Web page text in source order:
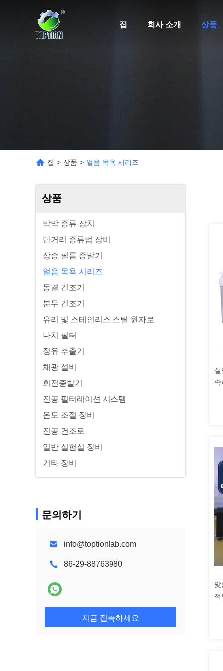
집 회사 소개 상품
집 > 상품 > 얼음 목욕 시리즈
상품
박막 증류 장치
단거리 증류법 장비
상승 필름 증발기
얼음 목욕 시리즈
동결 건조기
분무 건조기
유리 및 스테인리스 스틸 원자로
나치 필터
정유 추출기
채광 설비
회전증발기
진공 필터레이션 시스템
온도 조절 장비
진공 건조로
일반 실험실 장비
기타 장비
문의하기
info@toptionlab.com
86-29-88763980
지금 접촉하세요
실
속
맞
적